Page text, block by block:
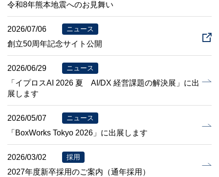
令和8年熊本地震へのお見舞い
2026/07/06 ニュース
創立50周年記念サイト公開
2026/06/29 ニュース
「イプロスAI 2026 夏 AI/DX 経営課題の解決展」に出
展します
2026/05/07 ニュース
「BoxWorks Tokyo 2026」に出展します
2026/03/02 採用
2027年度新卒採用のご案内（通年採用）